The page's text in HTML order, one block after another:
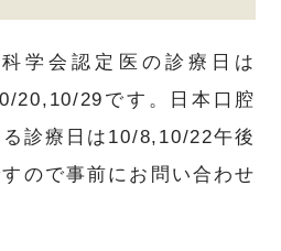
学会認定医の診療日は
20,10/29です。日本口腔
診療日は10/8,10/22午後
ので事前にお問い合わせ